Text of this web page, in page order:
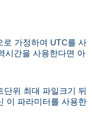
로 가정하여 UTC를 사
시간을 사용한다면 아
단위 최대 파일크기 뒤
이 파라미터를 사용한